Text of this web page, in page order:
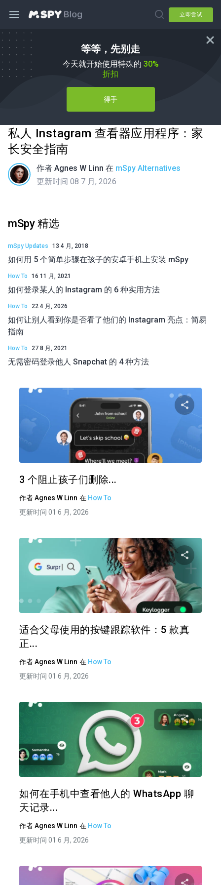
立即尝试
等等，先别走
今天就开始使用特殊的 30%
折扣
得手
私人 Instagram 查看器应用程序：家
长安全指南
作者 Agnes W Linn 在 mSpy Alternatives
更新时间 08 7 月, 2026
mSpy 精选
mSpy Updates 13 4 月, 2018
如何用 5 个简单步骤在孩子的安卓手机上安装 mSpy
How To 16 11 月, 2021
如何登录某人的 Instagram 的 6 种实用方法
How To 22 4 月, 2026
如何让别人看到你是否看了他们的 Instagram 亮点：简易
指南
How To 27 8 月, 2021
无需密码登录他人 Snapchat 的 4 种方法
分
3 个阻止孩子们删除...
作者Agnes W Linn 在 How To
更新时间 01 6 月, 2026
适合父母使用的按键跟踪软件：5 款真
正...
作者Agnes W Linn 在 How To
更新时间 01 6 月, 2026
如何在手机中查看他人的 WhatsApp 聊
天记录...
作者Agnes W Linn 在 How To
更新时间 01 6 月, 2026